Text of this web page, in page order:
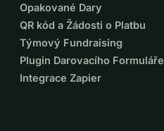
Opakované Dary
QR kód a Žádosti o Platbu
Týmový Fundraising
Plugin Darovacího Formuláře
Integrace Zapier